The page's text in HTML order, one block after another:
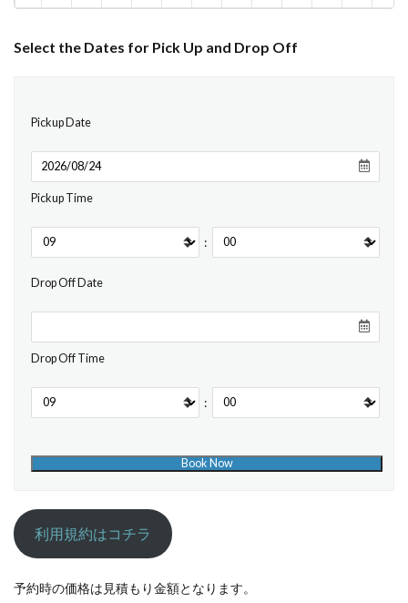
Select the Dates for Pick Up and Drop Off
Pickup Date
Pickup Time
:
Drop Off Date
Drop Off Time
:
利用規約はコチラ
予約時の価格は見積もり金額となります。